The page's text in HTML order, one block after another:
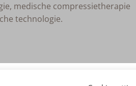
medische compressietherapie
technologie.